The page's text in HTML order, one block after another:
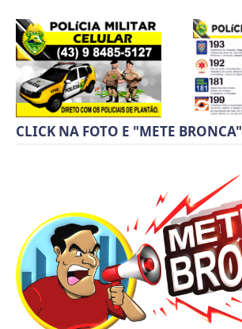
CLICK NA FOTO E "METE BRONCA"